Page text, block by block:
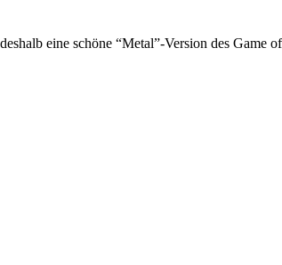
eine schöne “Metal”-Version des Game